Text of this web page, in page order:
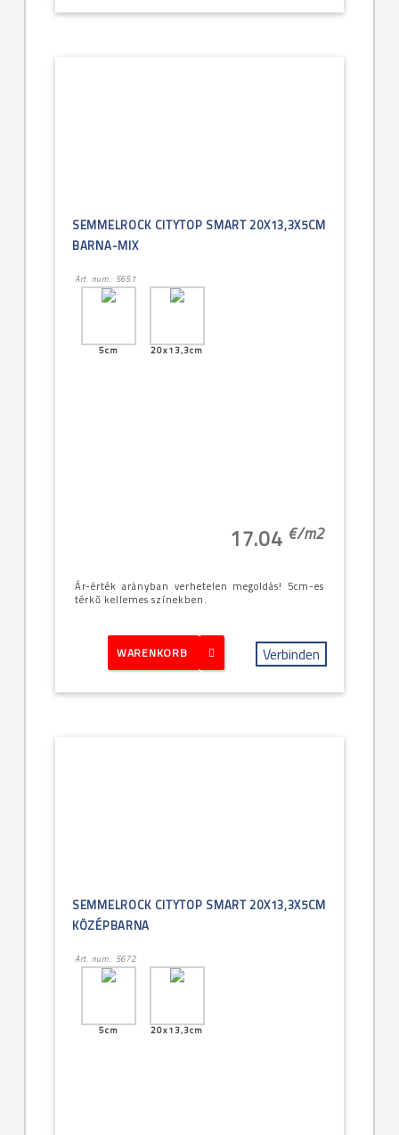
SEMMELROCK CITYTOP SMART 20X13,3X5CM
BARNA-MIX
Art. num.: 5651
5cm 20x13,3cm
17.04 €/m2
Ár-érték arányban verhetelen megoldás! 5cm-es
térkő kellemes színekben.
WARENKORB Verbinden
SEMMELROCK CITYTOP SMART 20X13,3X5CM
KÖZÉPBARNA
Art. num.: 5672
5cm 20x13,3cm